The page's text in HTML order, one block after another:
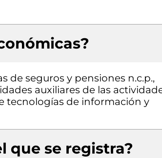
de seguros y pensiones n.c.p.,
auxiliares de las
tecnologías de información y
que se registra?